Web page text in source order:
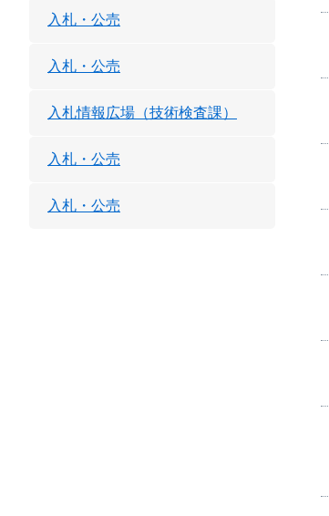
入札・公売
入札・公売
入札情報広場（技術検査課）
入札・公売
入札・公売